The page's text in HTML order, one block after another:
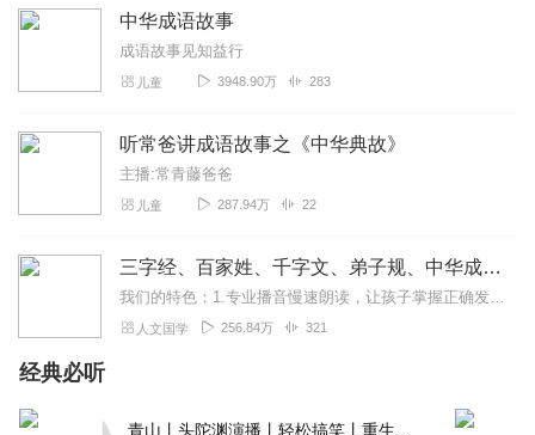
中华成语故事
成语故事见知益行
儿童 3948.90万 283
听常爸讲成语故事之《中华典故》
主播:常青藤爸爸
儿童 287.94万 22
三字经、百家姓、千字文、弟子规、中华成语故事
我们的特色：1.专业播音慢速朗读，让孩子掌握正确发音2.每集增加文字+拼音，适合孩子跟读3.精美的音质体验，让孩子身临其境爱上国学知识适合谁听1.适合各个年龄段...
人文国学 256.84万 321
经典必听